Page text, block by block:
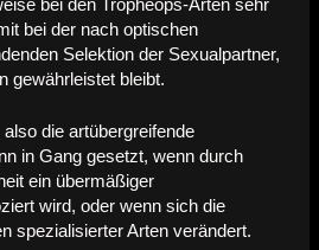
bei den Tropheops-Arten sehr
bei der nach optischen
Selektion der Sexualpartner,
gewährleistet bleibt.
die artübergreifende
in Gang gesetzt, wenn durch
ein übermäßiger
wird, oder wenn sich die
spezialisierter Arten verändert.